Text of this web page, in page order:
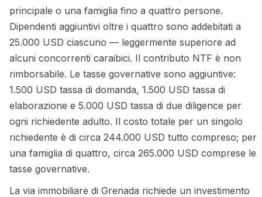
principale o una famiglia fino a quattro persone.
Dipendenti aggiuntivi oltre i quattro sono addebitati a
25.000 USD ciascuno — leggermente superiore ad
alcuni concorrenti caraibici. Il contributo NTF è non
rimborsabile. Le tasse governative sono aggiuntive:
1.500 USD tassa di domanda, 1.500 USD tassa di
elaborazione e 5.000 USD tassa di due diligence per
ogni richiedente adulto. Il costo totale per un singolo
richiedente è di circa 244.000 USD tutto compreso; per
una famiglia di quattro, circa 265.000 USD comprese le
tasse governative.
La via immobiliare di Grenada richiede un investimento